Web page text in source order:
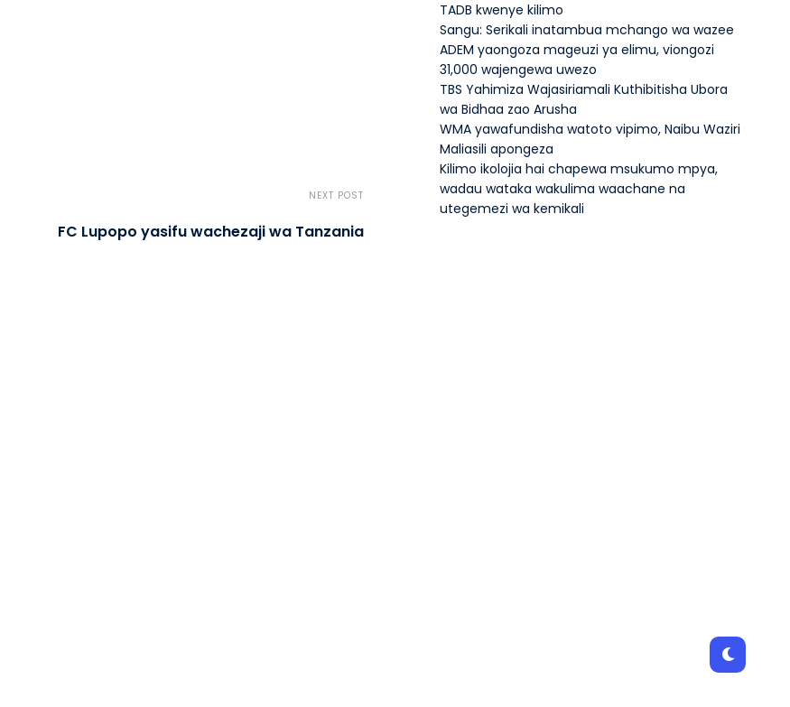
NEXT POST
FC Lupopo yasifu wachezaji wa Tanzania
TADB kwenye kilimo
Sangu: Serikali inatambua mchango wa wazee
ADEM yaongoza mageuzi ya elimu, viongozi
31,000 wajengewa uwezo
TBS Yahimiza Wajasiriamali Kuthibitisha Ubora
wa Bidhaa zao Arusha
WMA yawafundisha watoto vipimo, Naibu Waziri
Maliasili apongeza
Kilimo ikolojia hai chapewa msukumo mpya,
wadau wataka wakulima waachane na
utegemezi wa kemikali